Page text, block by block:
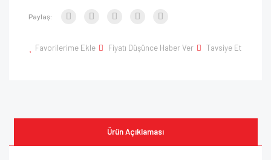
Paylaş:
Favorilerime Ekle Fiyatı Düşünce Haber Ver Tavsiye Et
Ürün Açıklaması